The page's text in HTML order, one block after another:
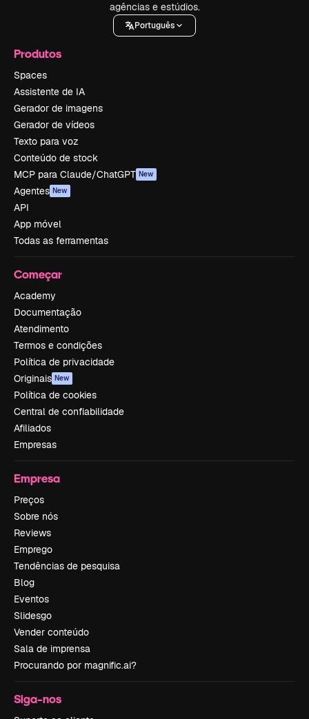
agências e estúdios.
Português
Produtos
Spaces
Assistente de IA
Gerador de imagens
Gerador de vídeos
Texto para voz
Conteúdo de stock
MCP para Claude/ChatGPT New
Agentes New
API
App móvel
Todas as ferramentas
Começar
Academy
Documentação
Atendimento
Termos e condições
Política de privacidade
Originais New
Política de cookies
Central de confiabilidade
Afiliados
Empresas
Empresa
Preços
Sobre nós
Reviews
Emprego
Tendências de pesquisa
Blog
Eventos
Slidesgo
Vender conteúdo
Sala de imprensa
Procurando por magnific.ai?
Siga-nos